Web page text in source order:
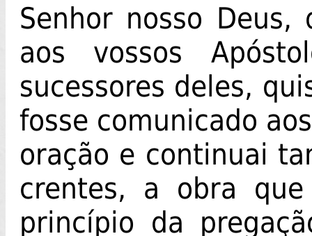
Senhor nosso
aos vossos
sucessores deles,
fosse comunicado
oração e continuai
crentes, a obra
princípio da